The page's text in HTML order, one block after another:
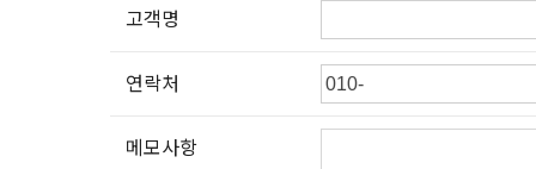
고객명
연락처
메모사항